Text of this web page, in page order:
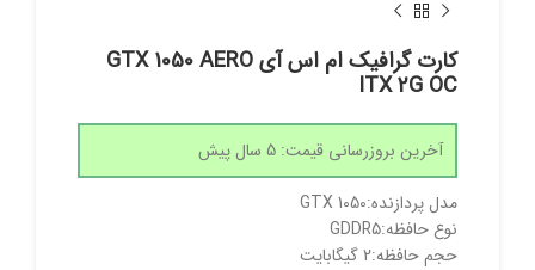
کارت گرافیک ام اس آی GTX 1050 AERO
ITX 2G OC
آخرین بروزرسانی قیمت: 5 سال پیش
مدل پردازنده:GTX 1050
نوع حافظه:GDDR5
حجم حافظه:2 گیگابایت